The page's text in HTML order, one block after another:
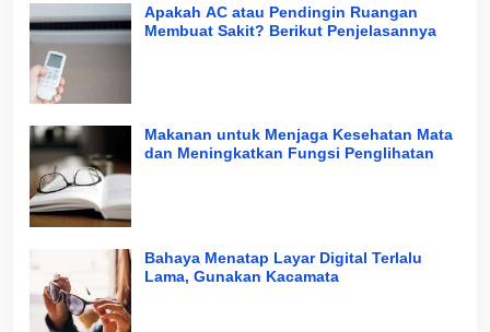
Apakah AC atau Pendingin Ruangan
Membuat Sakit? Berikut Penjelasannya
Makanan untuk Menjaga Kesehatan Mata
dan Meningkatkan Fungsi Penglihatan
Bahaya Menatap Layar Digital Terlalu
Lama, Gunakan Kacamata